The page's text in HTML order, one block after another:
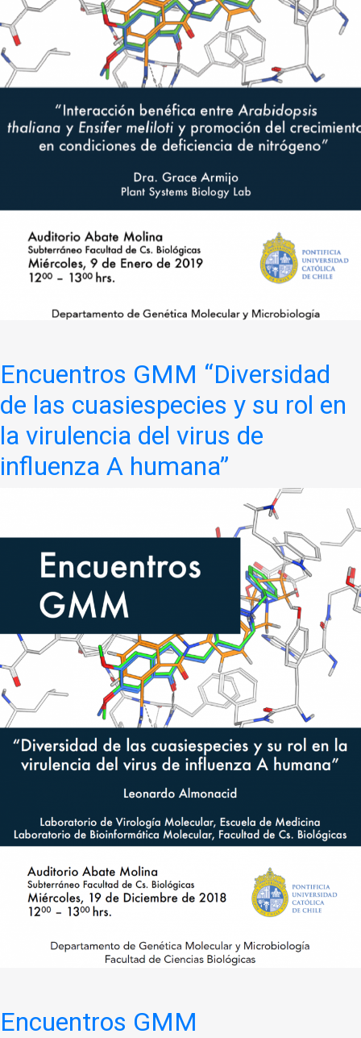
Encuentros GMM “Diversidad
de las cuasiespecies y su rol en
la virulencia del virus de
influenza A humana”
Encuentros GMM